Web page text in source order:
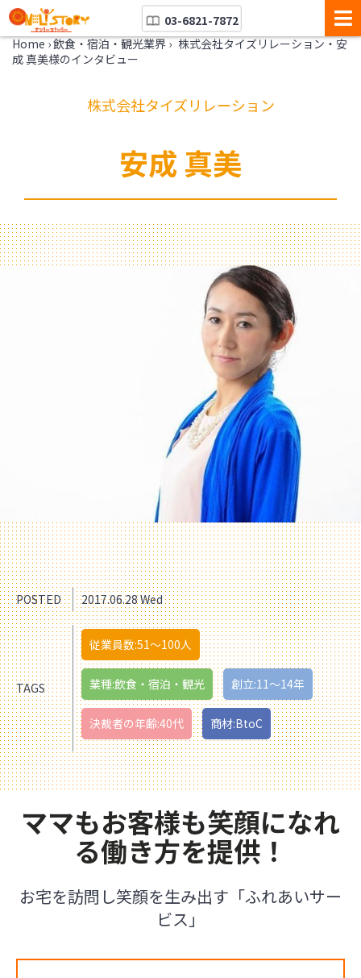
03-6821-7872
Home ›飲食・宿泊・観光業界 › 株式会社タイズリレーション・安
成 真美様のインタビュー
株式会社タイズリレーション
安成 真美
POSTED 2017.06.28 Wed
TAGS
従業員数:51〜100人
業種:飲食・宿泊・観光 創立:11〜14年
決裁者の年齢:40代 商材:BtoC
ママもお客様も笑顔になれ
る働き方を提供！
お宅を訪問し笑顔を生み出す「ふれあいサー
ビス」